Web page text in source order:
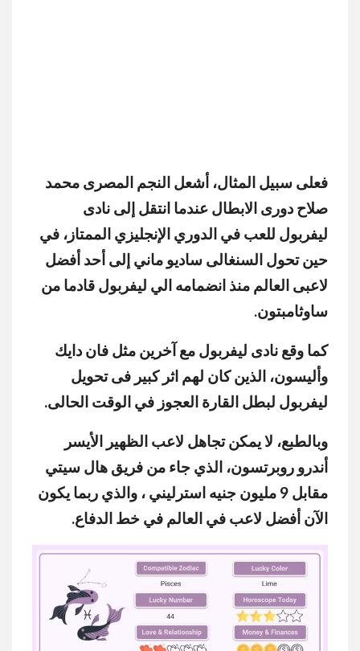
فعلى سبيل المثال، أشعل النجم المصرى محمد
صلاح دورى الابطال عندما انتقل إلى نادى
ليفربول للعب في الدوري الإنجليزي الممتاز، في
حين تحول السنغالى ساديو ماني إلى أحد أفضل
لاعبى العالم منذ انضمامه الي ليفربول قادما من
ساوثامبتون.
كما وقع نادى ليفربول مع آخرين مثل فان دايك
وأليسون، الذين كان لهم اثر كبير فى تحويل
ليفربول لبطل القارة العجوز في الوقت الحالى.
وبالطبع، لا يمكن تجاهل لاعب الظهير الأيسر
أندرو روبرتسون، الذي جاء من فريق هال سيتي
مقابل 9 مليون جنيه استرليني ، والذي ربما يكون
الآن أفضل لاعب في العالم في خط الدفاع.